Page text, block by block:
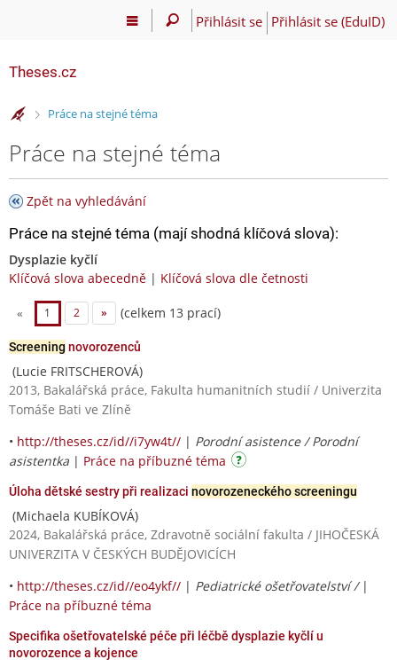
Přihlásit se Přihlásit se (EduID)
Theses.cz
>Práce na stejné téma
Práce na stejné téma
Zpět na vyhledávání
Práce na stejné téma (mají shodná klíčová slova):
Dysplazie kyčlí
Klíčová slova abecedně | Klíčová slova dle četnosti
« 1 2 » (celkem 13 prací)
Screening novorozenců
(Lucie FRITSCHEROVÁ)
2013, Bakalářská práce, Fakulta humanitních studií / Univerzita
Tomáše Bati ve Zlíně
• http://theses.cz/id//i7yw4t// | Porodní asistence / Porodní
asistentka | Práce na příbuzné téma
Úloha dětské sestry při realizaci novorozeneckého screeningu
(Michaela KUBÍKOVÁ)
2024, Bakalářská práce, Zdravotně sociální fakulta / JIHOČESKÁ
UNIVERZITA V ČESKÝCH BUDĚJOVICÍCH
• http://theses.cz/id//eo4ykf// | Pediatrické ošetřovatelství / |
Práce na příbuzné téma
Specifika ošetřovatelské péče při léčbě dysplazie kyčlí u
novorozence a kojence